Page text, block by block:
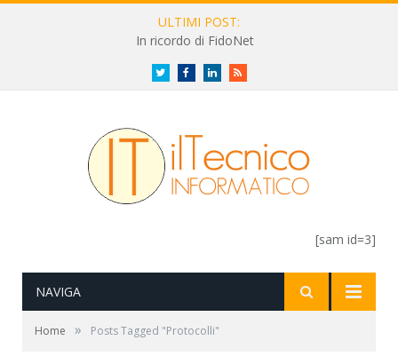
ULTIMI POST:
In ricordo di FidoNet
Twitter FacebookLinkedInRSS
[sam id=3]
NAVIGA
Home » Posts Tagged "Protocolli"